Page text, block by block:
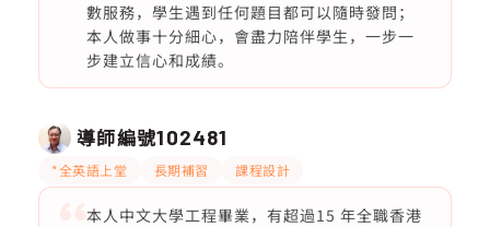
數服務，學生遇到任何題目都可以隨時發問；
本人做事十分細心，會盡力陪伴學生，一步一
步建立信心和成績。
導師編號102481
*全英語上堂 長期補習 課程設計
本人中文大學工程畢業，有超過15 年全職香港